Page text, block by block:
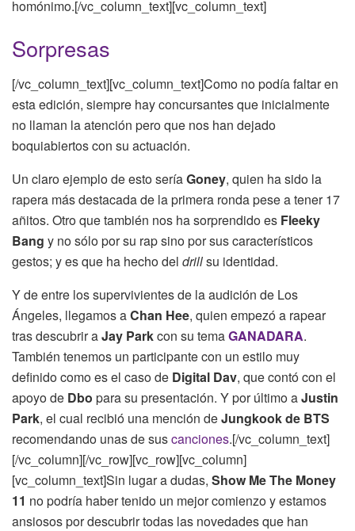
homónimo.[/vc_column_text][vc_column_text]
Sorpresas
[/vc_column_text][vc_column_text]Como no podía faltar en
esta edición, siempre hay concursantes que inicialmente
no llaman la atención pero que nos han dejado
boquiabiertos con su actuación.
Un claro ejemplo de esto seríaGoney, quien ha sido la
rapera más destacada de la primera ronda pese a tener 17
añitos. Otro que también nos ha sorprendido es Fleeky
Bang y no sólo por su rap sino por sus característicos
gestos; y es que ha hecho del drillsu identidad.
Y de entre los supervivientes de la audición de Los
Ángeles, llegamos aChan Hee, quien empezó a rapear
tras descubrir aJay Parkcon su temaGANADARA.
También tenemos un participante con un estilo muy
definido como es el caso de Digital Dav, que contó con el
apoyo de Dbo para su presentación. Y por último aJustin
Park, el cual recibió una mención deJungkook de BTS
recomendando unas de suscanciones.[/vc_column_text]
[/vc_column][/vc_row][vc_row][vc_column]
[vc_column_text]Sin lugar a dudas, Show Me The Money
11 no podría haber tenido un mejor comienzo y estamos
ansiosos por descubrir todas las novedades que han